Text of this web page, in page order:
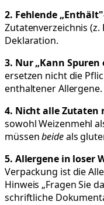
2. Fehlende
Zutatenverzeichnis (z.
Deklaration.
3. Nur „Kann
ersetzen nicht die
enthaltener Allergene.
4. Nicht alle Zutaten
sowohl Weizenmehl
müssenbeideals
5. Allergene in loser
Verpackung ist die
Hinweis „Fragen Sie
schriftliche